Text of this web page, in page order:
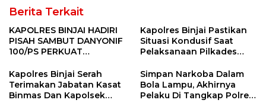
Berita Terkait
KAPOLRES BINJAI HADIRI
PISAH SAMBUT DANYONIF
100/PS PERKUAT
Kapolres Binjai Pastikan
Situasi Kondusif Saat
Pelaksanaan Pilkades
Kapolres Binjai Serah
Terimakan Jabatan Kasat
Binmas Dan Kapolsek
Simpan Narkoba Dalam
Bola Lampu, Akhirnya
Pelaku Di Tangkap Polres